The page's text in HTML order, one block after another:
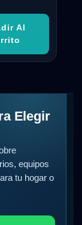
Al
Elegir
equipos
tu hogar o